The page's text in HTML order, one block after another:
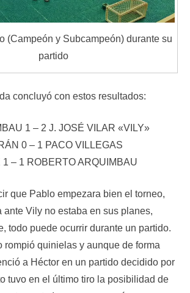
(Campeón y Subcampeón) durante su
partido
concluyó con estos resultados:
1 – 2 J. JOSÉ VILAR «VILY»
0 – 1 PACO VILLEGAS
1 – 1 ROBERTO ARQUIMBAU
que Pablo empezara bien el torneo,
ante Vily no estaba en sus planes,
todo puede ocurrir durante un partido.
rompió quinielas y aunque de forma
a Héctor en un partido decidido por
tuvo en el último tiro la posibilidad de